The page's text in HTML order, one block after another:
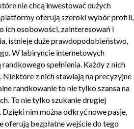
nie chcą inwestować dużych
platformy oferują szeroki wybór profili,
ich osobowości, zainteresowań i
istnieje duże prawdopodobieństwo,
W labiryncie internetowych
spełnienia. Każdy z nich
z nich stawiają na precyzyjne
randkowanie to nie tylko szansa na
To nie tylko szukanie drugiej
nim można odkryć nowe pasje,
oferują bezpłatne wejście do tego